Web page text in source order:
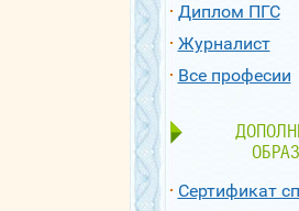
Диплом ПГС
Журналист
Все професии
Сертификат